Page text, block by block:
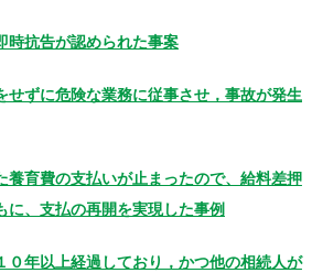
時抗告が認められた事案
せずに危険な業務に従事させ，事故が発生
養育費の支払いが止まったので、給料差押
に、支払の再開を実現した事例
０年以上経過しており，かつ他の相続人が